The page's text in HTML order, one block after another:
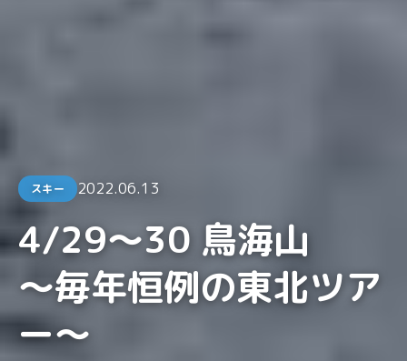
スキー 2022.06.13
4/29〜30 鳥海山
〜毎年恒例の東北ツア
ー〜